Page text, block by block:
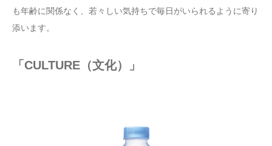
も年齢に関係なく、若々しい気持ちで毎日がいられるように寄り
添います。
「CULTURE（文化）」